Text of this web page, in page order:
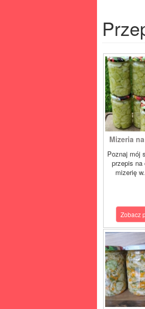
Mizeria
Poznaj mój
przepis na
mizerię
Zobacz